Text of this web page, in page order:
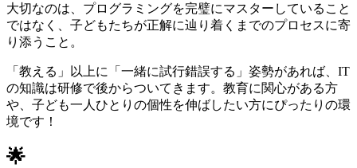
大切なのは、プログラミングを完璧にマスターしていること
ではなく、子どもたちが正解に辿り着くまでのプロセスに寄
り添うこと。
「教える」以上に「一緒に試行錯誤する」姿勢があれば、IT
の知識は研修で後からついてきます。教育に関心がある方
や、子ども一人ひとりの個性を伸ばしたい方にぴったりの環
境です！
🌟